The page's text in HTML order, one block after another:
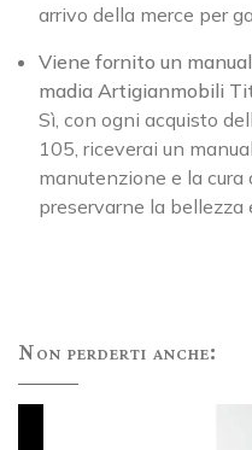
arrivo della merce per
Viene fornito un
madia Artigianmobili
Sì, con ogni acquisto
105, riceverai un
manutenzione e la cura
preservarne la
Non perderti anche: